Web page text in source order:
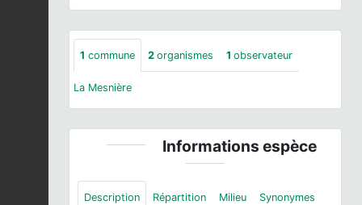
1 commune 2 organismes 1 observateur
La Mesnière
Informations espèce
Description Répartition Milieu Synonymes